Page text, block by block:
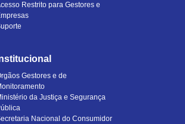
Restrito para Gestores e
Gestores e de
da Justiça e Segurança
Nacional do Consumidor